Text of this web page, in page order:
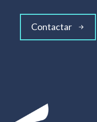
Contactar